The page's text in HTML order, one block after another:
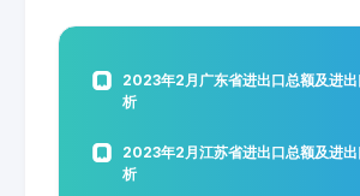
2023年2月广东省进出口总额及进
析
2023年2月江苏省进出口总额及进
析